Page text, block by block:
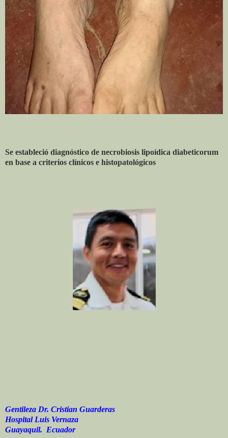
Se estableció diagnóstico de necrobiosis lipoídica diabeticorum
en base a criterios clínicos e histopatológicos
Gentileza Dr. Cristian Guarderas
Hospital Luis Vernaza
Guayaquil. Ecuador